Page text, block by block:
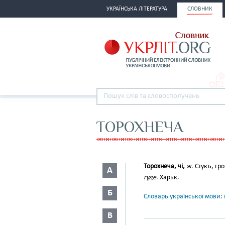
УКРАЇНСЬКА ЛІТЕРАТУРА СЛОВНИК
ТОРОХНЕЧА
А
Б
В
Торохнеча, чі, ж. Стукъ,
гуде. Харьк.
Словарь української